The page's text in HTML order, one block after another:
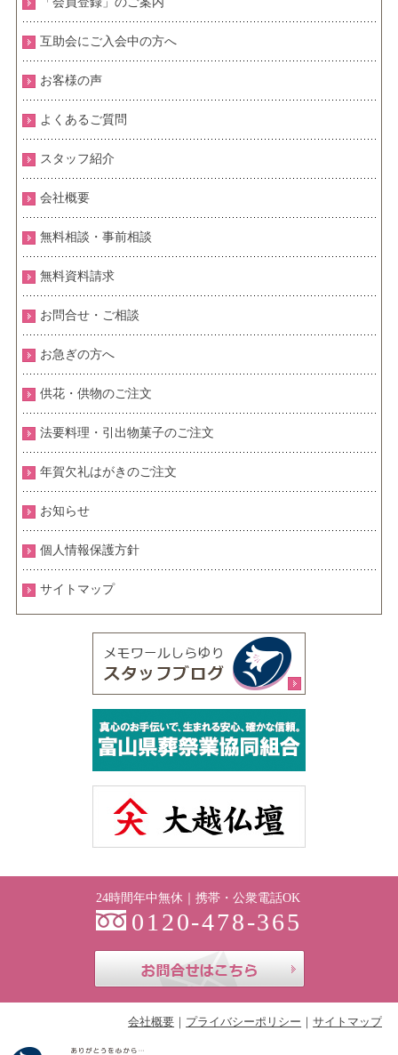
互助会にご入会中の方へ
お客様の声
よくあるご質問
スタッフ紹介
会社概要
無料相談・事前相談
無料資料請求
お問合せ・ご相談
お急ぎの方へ
供花・供物のご注文
法要料理・引出物菓子のご注文
年賀欠礼はがきのご注文
お知らせ
個人情報保護方針
サイトマップ
24時間年中無休｜携帯・公衆電話OK
0120-478-365
会社概要 プライバシーポリシー サイトマップ